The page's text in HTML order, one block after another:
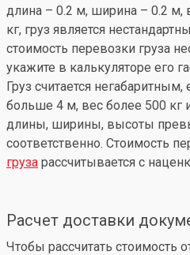
длина – 0.2 м, ширина – 0.2 м,
кг, груз является
стоимость перевозки груза
укажите в калькуляторе его
Груз считается
больше 4 м, вес более 500 кг
длины, ширины, высоты
соответственно. Стоимость
груза рассчитывается с
Расчет доставки
Чтобы рассчитать стоимость